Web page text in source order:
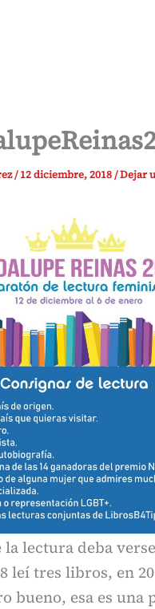
/12 diciembre, 2018/Dejar
la lectura deba
leí tres libros, en
bueno, esa es